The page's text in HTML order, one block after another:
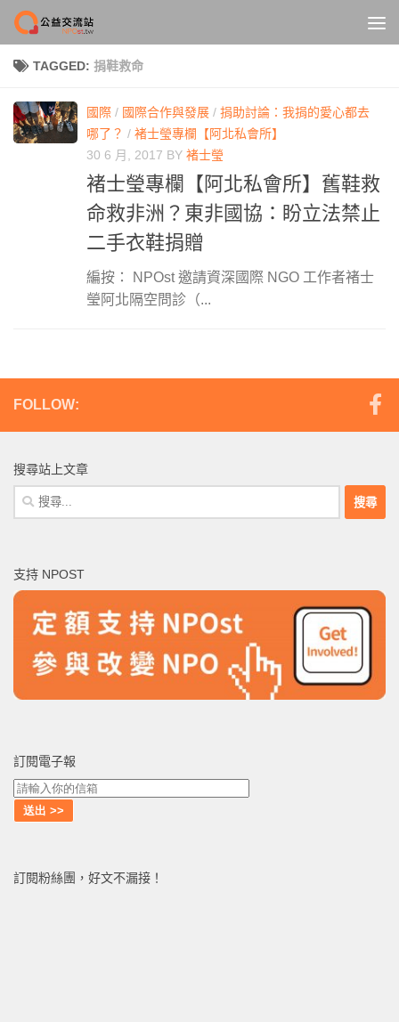
Skip to content
TAGGED: 捐鞋救命
國際 / 國際合作與發展 / 捐助討論：我捐的愛心都去
哪了？ / 褚士瑩專欄【阿北私會所】
30 6 月, 2017 BY 褚士瑩
褚士瑩專欄【阿北私會所】舊鞋救
命救非洲？東非國協：盼立法禁止
二手衣鞋捐贈
編按： NPOst 邀請資深國際 NGO 工作者褚士
瑩阿北隔空問診（...
FOLLOW:
搜尋站上文章
搜
尋
字:
支持 NPOST
訂閱電子報
訂閱粉絲團，好文不漏接！